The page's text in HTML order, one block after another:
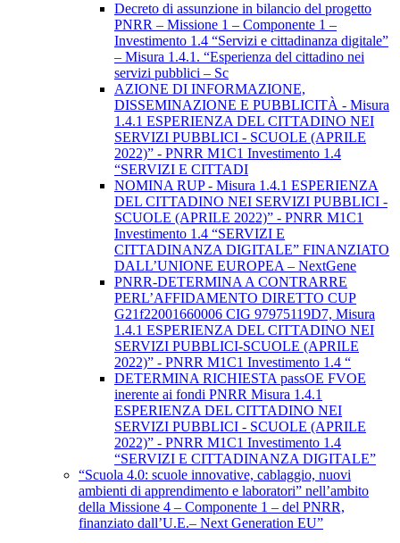
Decreto di assunzione in bilancio del progetto
PNRR – Missione 1 – Componente 1 –
Investimento 1.4 “Servizi e cittadinanza digitale”
– Misura 1.4.1. “Esperienza del cittadino nei
servizi pubblici – Sc
AZIONE DI INFORMAZIONE,
DISSEMINAZIONE E PUBBLICITÀ - Misura
1.4.1 ESPERIENZA DEL CITTADINO NEI
SERVIZI PUBBLICI - SCUOLE (APRILE
2022)” - PNRR M1C1 Investimento 1.4
“SERVIZI E CITTADI
NOMINA RUP - Misura 1.4.1 ESPERIENZA
DEL CITTADINO NEI SERVIZI PUBBLICI -
SCUOLE (APRILE 2022)” - PNRR M1C1
Investimento 1.4 “SERVIZI E
CITTADINANZA DIGITALE” FINANZIATO
DALL’UNIONE EUROPEA – NextGene
PNRR-DETERMINA A CONTRARRE
PERL’AFFIDAMENTO DIRETTO CUP
G21f22001660006 CIG 97975119D7, Misura
1.4.1 ESPERIENZA DEL CITTADINO NEI
SERVIZI PUBBLICI-SCUOLE (APRILE
2022)” - PNRR M1C1 Investimento 1.4 “
DETERMINA RICHIESTA passOE FVOE
inerente ai fondi PNRR Misura 1.4.1
ESPERIENZA DEL CITTADINO NEI
SERVIZI PUBBLICI - SCUOLE (APRILE
2022)” - PNRR M1C1 Investimento 1.4
“SERVIZI E CITTADINANZA DIGITALE”
“Scuola 4.0: scuole innovative, cablaggio, nuovi
ambienti di apprendimento e laboratori” nell’ambito
della Missione 4 – Componente 1 – del PNRR,
finanziato dall’U.E.– Next Generation EU”